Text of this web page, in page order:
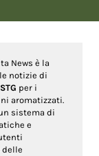
News è la
notizie di
per i
aromatizzati.
sistema di
e
delle